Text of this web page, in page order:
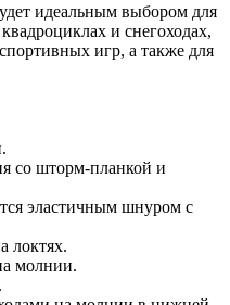
идеальным выбором для
и снегоходах,
игр, а также для
со шторм-планкой и
эластичным шнуром с
локтях.
молнии.